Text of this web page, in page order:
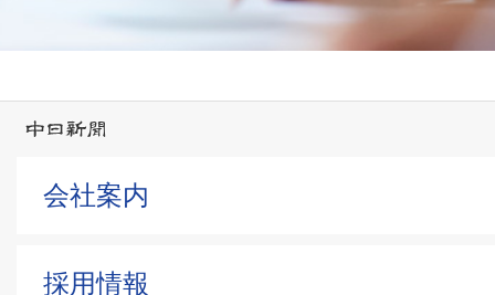
会社案内
採用情報